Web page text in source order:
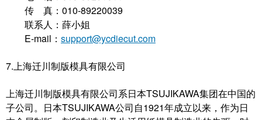
传 真：010-89220039
联系人：薛小姐
E-mail： support@ycdiecut.com
7.上海迁川制版模具有限公司
上海迁川制版模具有限公司系日本TSUJIKAWA集团在中国的
子公司。日本TSUJIKAWA公司自1921年成立以来，作为日